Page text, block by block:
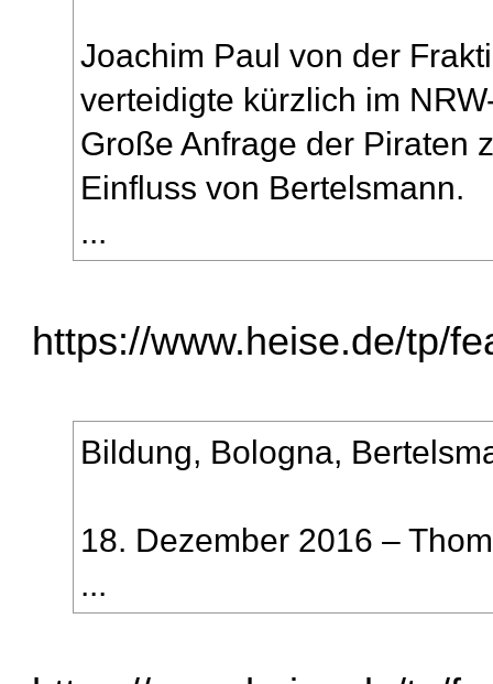
Joachim Paul von der
verteidigte kürzlich im
Große Anfrage der Piraten
Einfluss von Bertelsmann.
...
https://www.heise.de/tp/
Bildung, Bologna,
18. Dezember 2016 –
...